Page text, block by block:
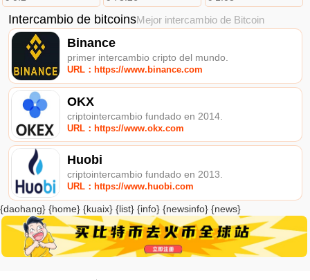
Intercambio de bitcoinsMejor intercambio de Bitcoin
Binance
primer intercambio cripto del mundo.
URL：https://www.binance.com
OKX
criptointercambio fundado en 2014.
URL：https://www.okx.com
Huobi
criptointercambio fundado en 2013.
URL：https://www.huobi.com
{daohang} {home} {kuaix} {list} {info} {newsinfo} {news}